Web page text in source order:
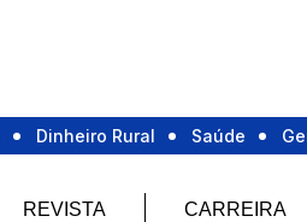
Dinheiro Rural Saúde
REVISTA CARREIRA